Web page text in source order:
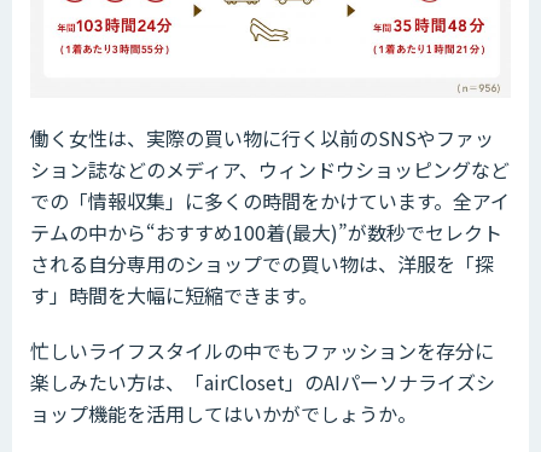
働く女性は、実際の買い物に行く以前のSNSやファッ
ション誌などのメディア、ウィンドウショッピングなど
での「情報収集」に多くの時間をかけています。全アイ
テムの中から“おすすめ100着(最大)”が数秒でセレクト
される自分専用のショップでの買い物は、洋服を「探
す」時間を大幅に短縮できます。
忙しいライフスタイルの中でもファッションを存分に
楽しみたい方は、「airCloset」のAIパーソナライズシ
ョップ機能を活用してはいかがでしょうか。